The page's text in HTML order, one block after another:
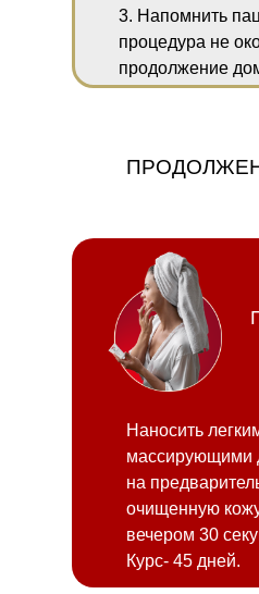
3. Напомнить
процедура не
продолжение
Наносить
массирующими
на
очищенную
вечером 30
Курс- 45 дней.